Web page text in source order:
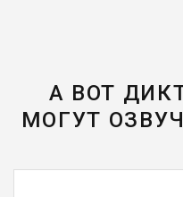
А ВОТ
МОГУТ